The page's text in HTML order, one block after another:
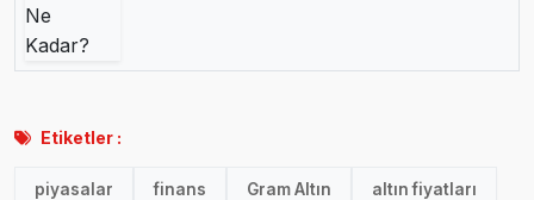
Etiketler :
piyasalar finans Gram Altın altın fiyatları